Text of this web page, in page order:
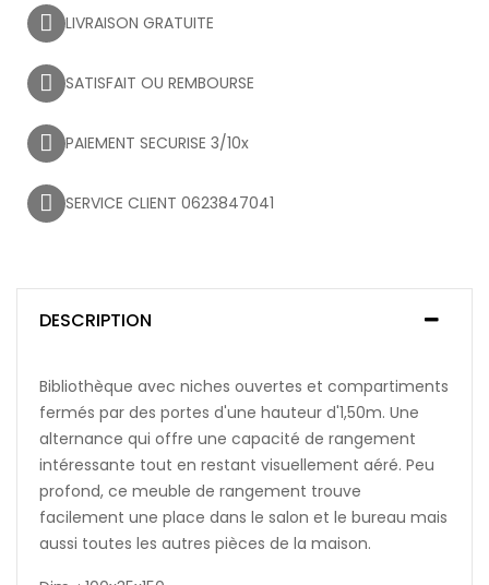
LIVRAISON GRATUITE
SATISFAIT OU REMBOURSE
PAIEMENT SECURISE 3/10x
SERVICE CLIENT 0623847041
DESCRIPTION
Bibliothèque avec niches ouvertes et compartiments
fermés par des portes d'une hauteur d'1,50m. Une
alternance qui offre une capacité de rangement
intéressante tout en restant visuellement aéré. Peu
profond, ce meuble de rangement trouve
facilement une place dans le salon et le bureau mais
aussi toutes les autres pièces de la maison.